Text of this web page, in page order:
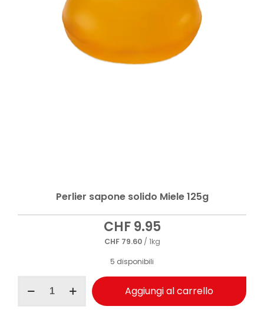
Perlier sapone solido Miele 125g
CHF9.95
CHF79.60/ 1kg
5 disponibili
sapone
Aggiungi al carrello